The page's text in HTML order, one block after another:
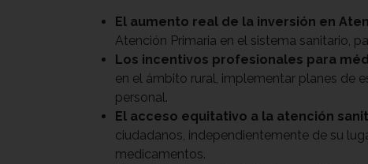
El aumento real de la inversión en
Atención Primaria en el sistema sanitario,
Los incentivos profesionales para
en el ámbito rural, implementar planes de
personal.
El acceso equitativo a la atención
ciudadanos, independientemente de su
medicamentos.